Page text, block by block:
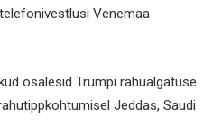
Venemaa
osalesid Trumpi rahualgatuse
Jeddas, Saudi